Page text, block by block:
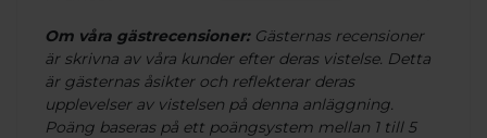
Om våra gästrecensioner:Gästernas recensioner
är skrivna av våra kunder efter deras vistelse. Detta
är gästernas åsikter och reflekterar deras
upplevelser av vistelsen på denna anläggning.
Poäng baseras på ett poängsystem mellan 1 till 5